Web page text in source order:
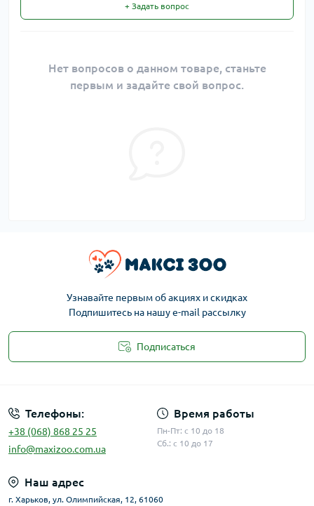
+ Задать вопрос
Нет вопросов о данном товаре, станьте
первым и задайте свой вопрос.
Узнавайте первым об акциях и скидках
Подпишитесь на нашу e-mail рассылку
Подписаться
Телефоны:
+38 (068) 868 25 25
info@maxizoo.com.ua
Время работы
Пн-Пт: с 10 до 18
Сб.: с 10 до 17
Наш адрес
г. Харьков, ул. Олимпийская, 12, 61060